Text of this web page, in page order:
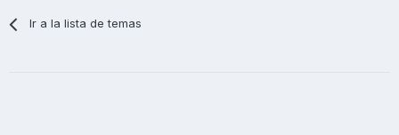
Ir a la lista de temas